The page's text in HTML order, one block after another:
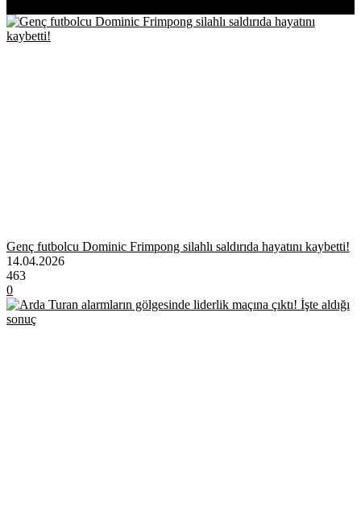
Genç futbolcu Dominic Frimpong silahlı saldırıda hayatını kaybetti!
14.04.2026
463
0